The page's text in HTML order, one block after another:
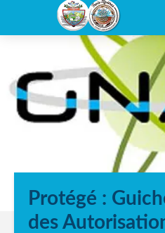
Protégé :
des